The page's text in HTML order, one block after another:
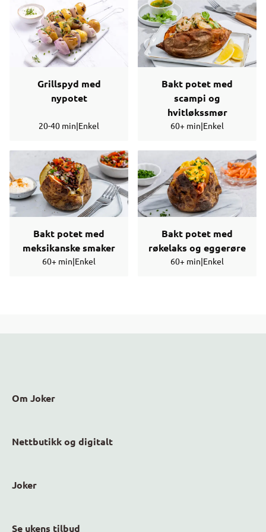
Grillspyd med
nypotet
20-40 min|Enkel
Bakt potet med
scampi og
hvitløkssmør
60+ min|Enkel
Bakt potet med
meksikanske smaker
60+ min|Enkel
Bakt potet med
røkelaks og eggerøre
60+ min|Enkel
Om Joker
Nettbutikk og digitalt
Joker
Se ukens tilbud